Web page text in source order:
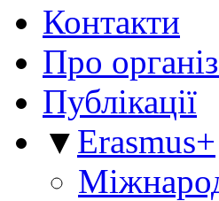
Контакти
Про
Публікації
▼ Erasmus+